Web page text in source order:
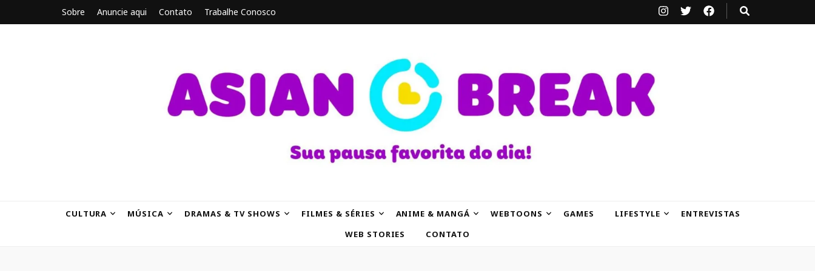
Sobre Anuncie aqui Contato Trabalhe Conosco
CULTURA MÚSICA DRAMAS & TV SHOWS FILMES & SÉRIES ANIME & MANGÁ WEBTOONS GAMES LIFESTYLE
ENTREVISTAS
WEB STORIES
CONTATO